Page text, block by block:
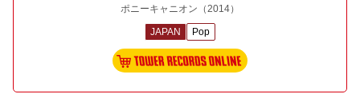
ポニーキャニオン （2014）
JAPAN Pop